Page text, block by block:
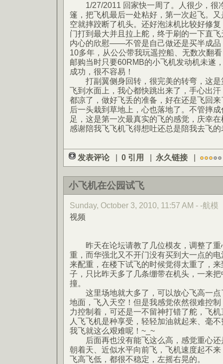
1/27/2011 回家快一周了。人很少，很
篷，把飞机最后一处粘好，第一次起飞。
空就摔跤断了机头。还好泡沫机比较好修
门打到最大并且拉上舵，终于刷的一下直
内心的欣慰——不管是自己做还是买半成品
10多年，从公公带我玩遥控船、无数次翻
邮购当时只要60RMB的小飞机发动机未遂
成功，很不容易！
打副翼侧身回转，很完美的转弯，这是
飞到水面上，我心都快跳出来了，手心出
都凉了，做好飞丢的准备，好在还是飞回
后一头栽到草地上，心也落地了。不管摔
足，这是第一次最真实的飞的感觉，庆幸
感谢陪我飞飞机飞得想吐还总是陪我去飞的
发表评论 | 0 引用 | 永久链接 |
小飞机在公园试飞
Sunday, October 3, 2010, 11:57 AM - -航模
视频
昨天在论坛请教了几位模友，调整了重
重，而华强北又不开门没有买到大一点的
来配重，在楼下试飞的时候觉得太重了，
子，只比昨天多了几条绷带在机头，一来
撞。
这里场地就大多了，可以放心飞高一点
地面，飞入天空！但是我感觉依然很难控制
力控制着，可还是一不留神打错了舵，飞
人飞飞机是种享受，轻轻加油就起来、毫
我飞就这么艰难呢！~_~
后面再也没有能飞这么高，感觉重心还
朝着天、近似水平向前飞，飞机速度起不
飞高飞低，都很不稳定，左摇右晃的。